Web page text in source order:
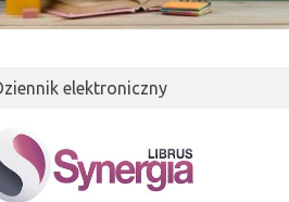
elektroniczny